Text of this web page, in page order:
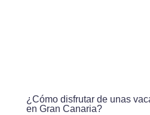
¿Cómo disfrutar de unas
en Gran Canaria?